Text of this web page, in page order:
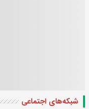
شبکه‌های اجتماعی